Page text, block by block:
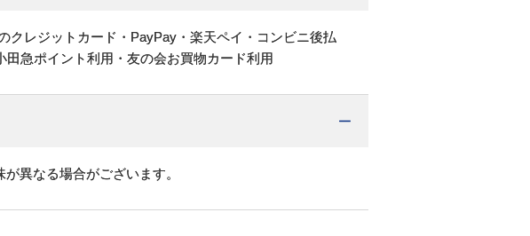
クレジットカード・PayPay・楽天ペイ・コンビニ後払
急ポイント利用・友の会お買物カード利用
異なる場合がございます。